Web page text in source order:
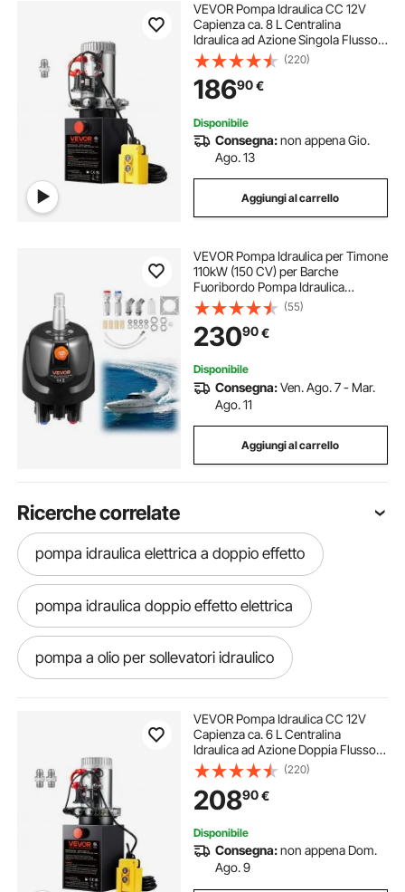
VEVOR Pompa Idraulica CC 12V
Capienza ca. 8 L Centralina
Idraulica ad Azione Singola Flusso
d'Olio ca. 3,44 L/min Pressione
Massima di 22 MPa, Pompa per
Montacarichi Auto Camion
Rimorchio da Garage
(220)
18690€
Disponibile
Consegna:non appena Gio.
Ago. 13
Aggiungi al carrello
VEVOR Pompa Idraulica per Timone
110kW (150 CV) per Barche
Fuoribordo Pompa Idraulica
Timoneria con Pressione di
Esercizio max. 1000 PSI
Alloggiamento in Lega di Alluminio,
Valvola di Ritegno da Barca
(55)
23090€
Disponibile
Consegna:Ven. Ago. 7 - Mar.
Ago. 11
Aggiungi al carrello
Ricerche correlate
pompa idraulica elettrica a doppio effetto
pompa idraulica doppio effetto elettrica
pompa a olio per sollevatori idraulico
pompa idraulica manuale doppio effetto
pompa idraulica manuale con pistone
pompa idraulica manuale a doppio effetto
VEVOR Pompa Idraulica CC 12V
Capienza ca. 6 L Centralina
Idraulica ad Azione Doppia Flusso
d'Olio ca. 3,44 L/min Pressione
Massima di 22 MPa, Pompa per
Montacarichi Auto Camion
Rimorchio da Garage
(220)
20890€
Disponibile
Consegna:non appena Dom.
Ago. 9